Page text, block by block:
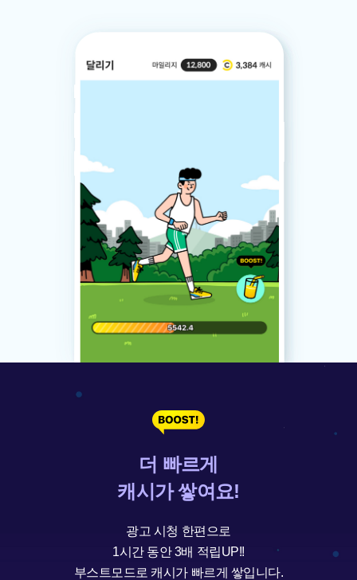
더 빠르게
캐시가 쌓여요!
광고 시청 한편으로
1시간 동안 3배 적립UP!!
부스트모드로 캐시가 빠르게 쌓입니다.